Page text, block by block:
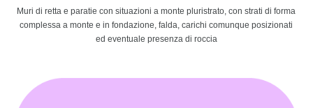
Muri di retta e paratie con situazioni a monte pluristrato, con strati di forma
complessa a monte e in fondazione, falda, carichi comunque posizionati
ed eventuale presenza di roccia